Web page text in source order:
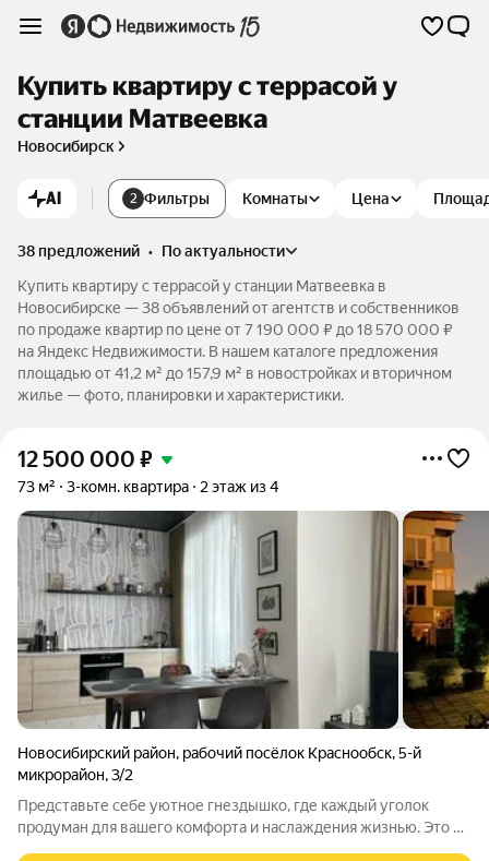
Купить квартиру с террасой у
станции Матвеевка
Новосибирск
AI 2 Фильтры Комнаты Цена
38 предложений •
по актуальности
Купить квартиру с террасой у станции Матвеевка в
Новосибирске — 38 объявлений от агентств и собственников
по продаже квартир по цене от 7 190 000 ₽ до 18 570 000 ₽
на Яндекс Недвижимости. В нашем каталоге предложения
площадью от 41,2 м² до 157,9 м² в новостройках и вторичном
жилье — фото, планировки и характеристики.
12 500 000 ₽
73 м² 3-комн. квартира 2 этаж из 4
Новосибирский район, рабочий посёлок Краснообск,5-й
микрорайон,3/2
Представьте себе уютное гнездышко, где каждый уголок
продуман для вашего комфорта и наслаждения жизнью. Это не